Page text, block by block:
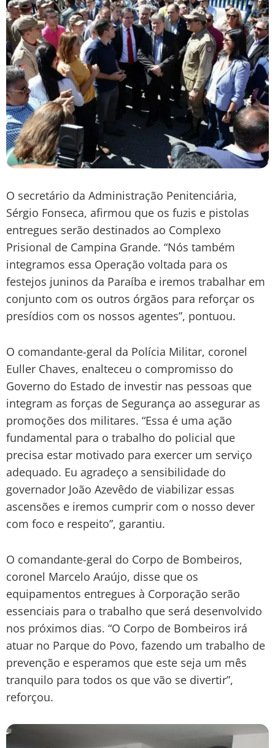
O secretário da Administração Penitenciária,
Sérgio Fonseca, afirmou que os fuzis e pistolas
entregues serão destinados ao Complexo
Prisional de Campina Grande. “Nós também
integramos essa Operação voltada para os
festejos juninos da Paraíba e iremos trabalhar em
conjunto com os outros órgãos para reforçar os
presídios com os nossos agentes”, pontuou.
O comandante-geral da Polícia Militar, coronel
Euller Chaves, enalteceu o compromisso do
Governo do Estado de investir nas pessoas que
integram as forças de Segurança ao assegurar as
promoções dos militares. “Essa é uma ação
fundamental para o trabalho do policial que
precisa estar motivado para exercer um serviço
adequado. Eu agradeço a sensibilidade do
governador João Azevêdo de viabilizar essas
ascensões e iremos cumprir com o nosso dever
com foco e respeito”, garantiu.
O comandante-geral do Corpo de Bombeiros,
coronel Marcelo Araújo, disse que os
equipamentos entregues à Corporação serão
essenciais para o trabalho que será desenvolvido
nos próximos dias. “O Corpo de Bombeiros irá
atuar no Parque do Povo, fazendo um trabalho de
prevenção e esperamos que este seja um mês
tranquilo para todos os que vão se divertir”,
reforçou.